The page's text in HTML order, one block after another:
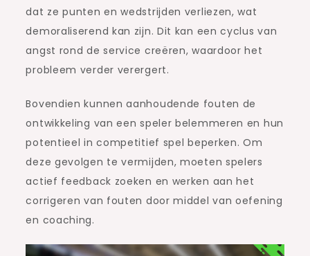
dat ze punten en wedstrijden verliezen, wat
demoraliserend kan zijn. Dit kan een cyclus van
angst rond de service creëren, waardoor het
probleem verder verergert.
Bovendien kunnen aanhoudende fouten de
ontwikkeling van een speler belemmeren en hun
potentieel in competitief spel beperken. Om
deze gevolgen te vermijden, moeten spelers
actief feedback zoeken en werken aan het
corrigeren van fouten door middel van oefening
en coaching.